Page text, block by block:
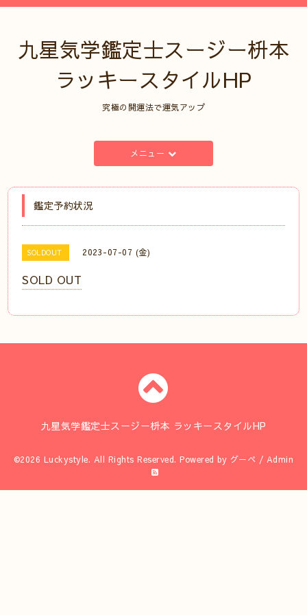
九星気学鑑定士スージー枡本
ラッキースタイルHP
究極の開運法で運気アップ
メニュー
鑑定予約状況
SOLDOUT 2023-07-07 (金)
SOLD OUT
九星気学鑑定士スージー枡本 ラッキースタイルHP
©2026 Luckystyle. All Rights Reserved. Powered by グーペ / Admin